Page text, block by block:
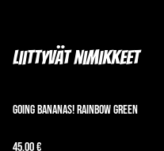
Liittyvät nimikkeet
Going Bananas! Rainbow green
45,00 €